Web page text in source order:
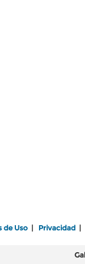
de Uso Privacidad